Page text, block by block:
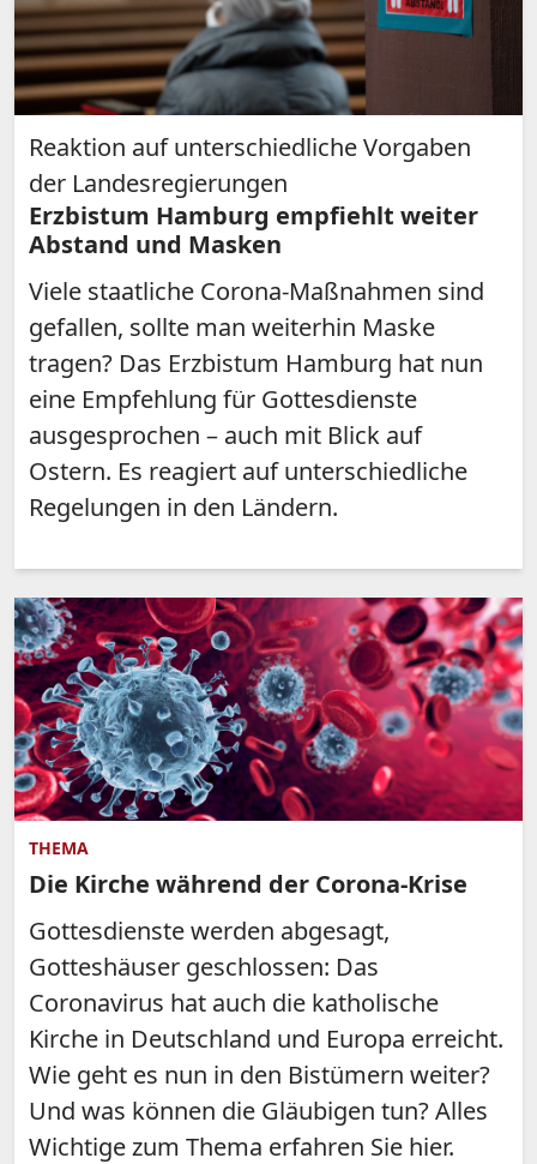
Reaktion auf unterschiedliche Vorgaben
der Landesregierungen
Erzbistum Hamburg empfiehlt weiter
Abstand und Masken
Viele staatliche Corona-Maßnahmen sind
gefallen, sollte man weiterhin Maske
tragen? Das Erzbistum Hamburg hat nun
eine Empfehlung für Gottesdienste
ausgesprochen – auch mit Blick auf
Ostern. Es reagiert auf unterschiedliche
Regelungen in den Ländern.
THEMA
Die Kirche während der Corona-Krise
Gottesdienste werden abgesagt,
Gotteshäuser geschlossen: Das
Coronavirus hat auch die katholische
Kirche in Deutschland und Europa erreicht.
Wie geht es nun in den Bistümern weiter?
Und was können die Gläubigen tun? Alles
Wichtige zum Thema erfahren Sie hier.